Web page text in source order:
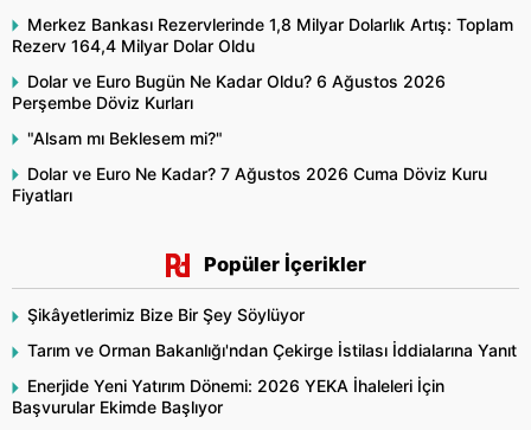
Merkez Bankası Rezervlerinde 1,8 Milyar Dolarlık Artış: Toplam
Rezerv 164,4 Milyar Dolar Oldu
Dolar ve Euro Bugün Ne Kadar Oldu? 6 Ağustos 2026
Perşembe Döviz Kurları
"Alsam mı Beklesem mi?"
Dolar ve Euro Ne Kadar? 7 Ağustos 2026 Cuma Döviz Kuru
Fiyatları
Popüler İçerikler
Şikâyetlerimiz Bize Bir Şey Söylüyor
Tarım ve Orman Bakanlığı'ndan Çekirge İstilası İddialarına Yanıt
Enerjide Yeni Yatırım Dönemi: 2026 YEKA İhaleleri İçin
Başvurular Ekimde Başlıyor